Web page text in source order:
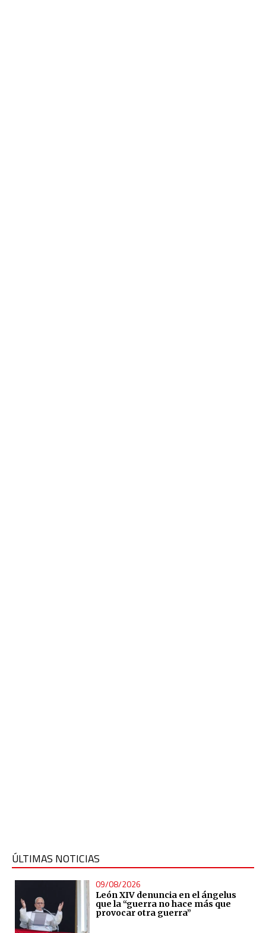
ÚLTIMAS NOTICIAS
09/08/2026
León XIV denuncia en el ángelus
que la “guerra no hace más que
provocar otra guerra”